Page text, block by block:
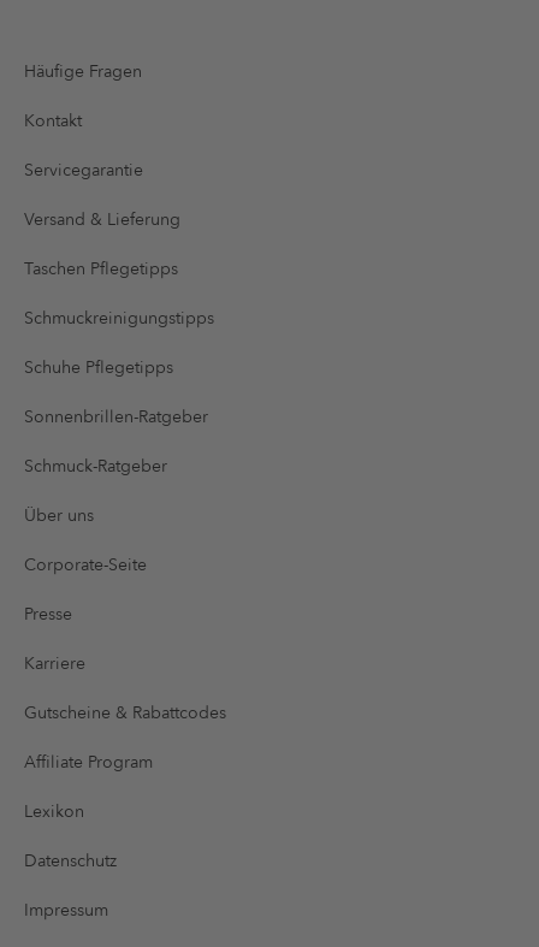
Häufige Fragen
Kontakt
Servicegarantie
Versand & Lieferung
Taschen Pflegetipps
Schmuckreinigungstipps
Schuhe Pflegetipps
Sonnenbrillen-Ratgeber
Schmuck-Ratgeber
Über uns
Corporate-Seite
Presse
Karriere
Gutscheine & Rabattcodes
Affiliate Program
Lexikon
Datenschutz
Impressum